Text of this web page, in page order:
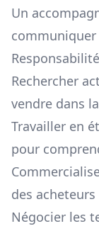
Un
Rechercher
vendre dans la
Travailler en
pour
des
Négocier les